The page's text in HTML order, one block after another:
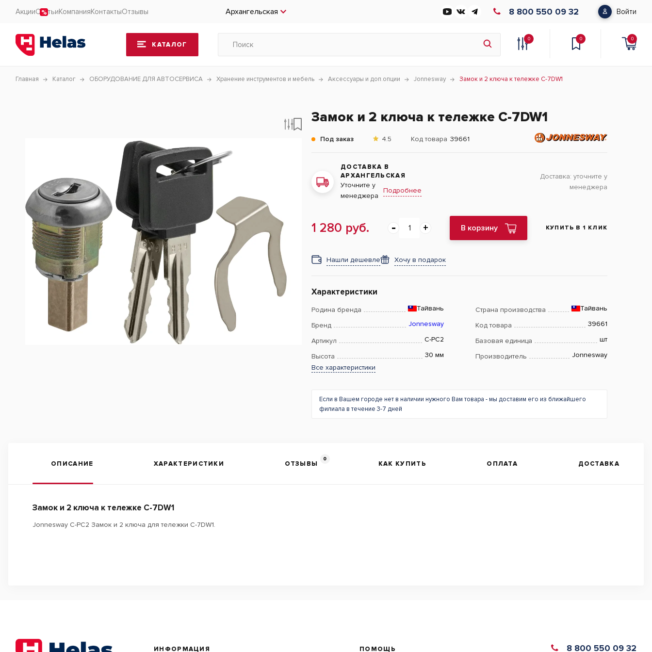
АкцииСтатьиКомпанияКонтактыОтзывы Архангельская 8 800 550 09 32 Войти
КАТАЛОГ
0 0 0
Главная Каталог ОБОРУДОВАНИЕ ДЛЯ АВТОСЕРВИСА Хранение инструментов и мебель Аксессуары и доп.опции Jonnesway Замок и 2 ключа к тележке C-7DW1
Замок и 2 ключа к тележке C-7DW1
Под заказ 4.5 Код товара 39661
ДОСТАВКА В
АРХАНГЕЛЬСКАЯ
Уточните у
менеджера
Подробнее
Доставка: уточните у
менеджера
1 280 руб. В корзину КУПИТЬ В 1 КЛИК
Нашли дешевле Хочу в подарок
Характеристики
Родина бренда Тайвань Страна производства Тайвань
Бренд Jonnesway Код товара 39661
Артикул C-PC2 Базовая единица шт
Высота 30 мм Производитель
Jonnesway
Все характеристики
Если в Вашем городе нет в наличии нужного Вам товара - мы доставим его из ближайшего
филиала в течение 3-7 дней
ОПИСАНИЕ ХАРАКТЕРИСТИКИ ОТЗЫВЫ
0
КАК КУПИТЬ ОПЛАТА ДОСТАВКА
Замок и 2 ключа к тележке C-7DW1
Jonnesway C-PC2 Замок и 2 ключа для тележки C-7DW1.
ИНФОРМАЦИЯ ПОМОЩЬ 8 800 550 09 32